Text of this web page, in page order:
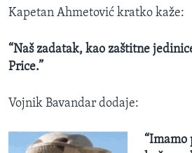
Kapetan Ahmetović kratko kaže:
“Naš zadatak, kao zaštitne
Price.”
Vojnik Bavandar dodaje: